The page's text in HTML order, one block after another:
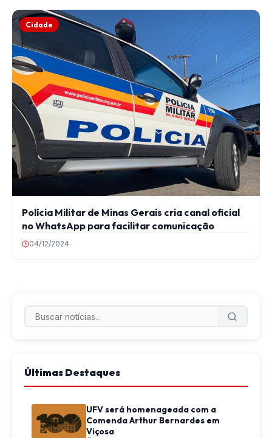
Cidade
Polícia Militar de Minas Gerais cria canal oficial
no WhatsApp para facilitar comunicação
04/12/2024
Últimas Destaques
UFV será homenageada com a
Comenda Arthur Bernardes em
Viçosa